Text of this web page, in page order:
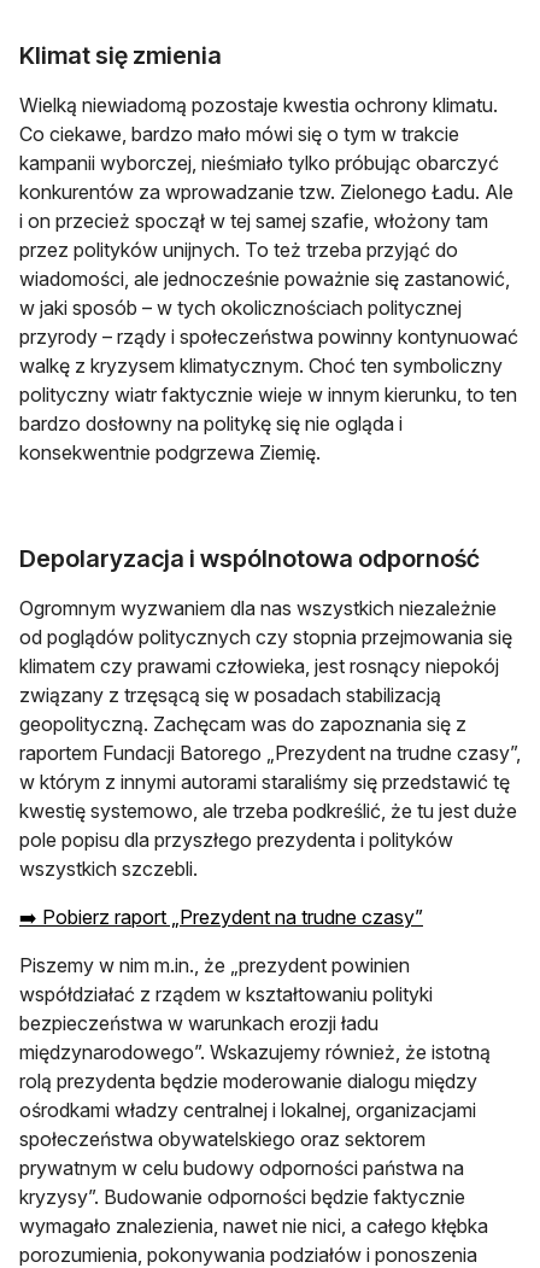
Klimat się zmienia
Wielką niewiadomą pozostaje kwestia ochrony klimatu.
Co ciekawe, bardzo mało mówi się o tym w trakcie
kampanii wyborczej, nieśmiało tylko próbując obarczyć
konkurentów za wprowadzanie tzw. Zielonego Ładu. Ale
i on przecież spoczął w tej samej szafie, włożony tam
przez polityków unijnych. To też trzeba przyjąć do
wiadomości, ale jednocześnie poważnie się zastanowić,
w jaki sposób – w tych okolicznościach politycznej
przyrody – rządy i społeczeństwa powinny kontynuować
walkę z kryzysem klimatycznym. Choć ten symboliczny
polityczny wiatr faktycznie wieje w innym kierunku, to ten
bardzo dosłowny na politykę się nie ogląda i
konsekwentnie podgrzewa Ziemię.
Depolaryzacja i wspólnotowa odporność
Ogromnym wyzwaniem dla nas wszystkich niezależnie
od poglądów politycznych czy stopnia przejmowania się
klimatem czy prawami człowieka, jest rosnący niepokój
związany z trzęsącą się w posadach stabilizacją
geopolityczną. Zachęcam was do zapoznania się z
raportem Fundacji Batorego „Prezydent na trudne czasy”,
w którym z innymi autorami staraliśmy się przedstawić tę
kwestię systemowo, ale trzeba podkreślić, że tu jest duże
pole popisu dla przyszłego prezydenta i polityków
wszystkich szczebli.
➡️ Pobierz raport „Prezydent na trudne czasy”
Piszemy w nim m.in., że „prezydent powinien
współdziałać z rządem w kształtowaniu polityki
bezpieczeństwa w warunkach erozji ładu
międzynarodowego”. Wskazujemy również, że istotną
rolą prezydenta będzie moderowanie dialogu między
ośrodkami władzy centralnej i lokalnej, organizacjami
społeczeństwa obywatelskiego oraz sektorem
prywatnym w celu budowy odporności państwa na
kryzysy”. Budowanie odporności będzie faktycznie
wymagało znalezienia, nawet nie nici, a całego kłębka
porozumienia, pokonywania podziałów i ponoszenia